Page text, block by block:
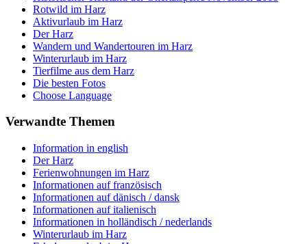
Rotwild im Harz
Aktivurlaub im Harz
Der Harz
Wandern und Wandertouren im Harz
Winterurlaub im Harz
Tierfilme aus dem Harz
Die besten Fotos
Choose Language
Verwandte Themen
Information in english
Der Harz
Ferienwohnungen im Harz
Informationen auf französisch
Informationen auf dänisch / dansk
Informationen auf italienisch
Informationen in holländisch / nederlands
Winterurlaub im Harz